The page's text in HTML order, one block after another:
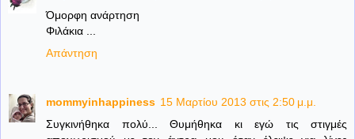
Όμορφη ανάρτηση
Φιλάκια ...
Απάντηση
mommyinhappiness 15 Μαρτίου 2013 στις 2:50 μ.μ.
Συγκινήθηκα πολύ... Θυμήθηκα κι εγώ τις στιγμές